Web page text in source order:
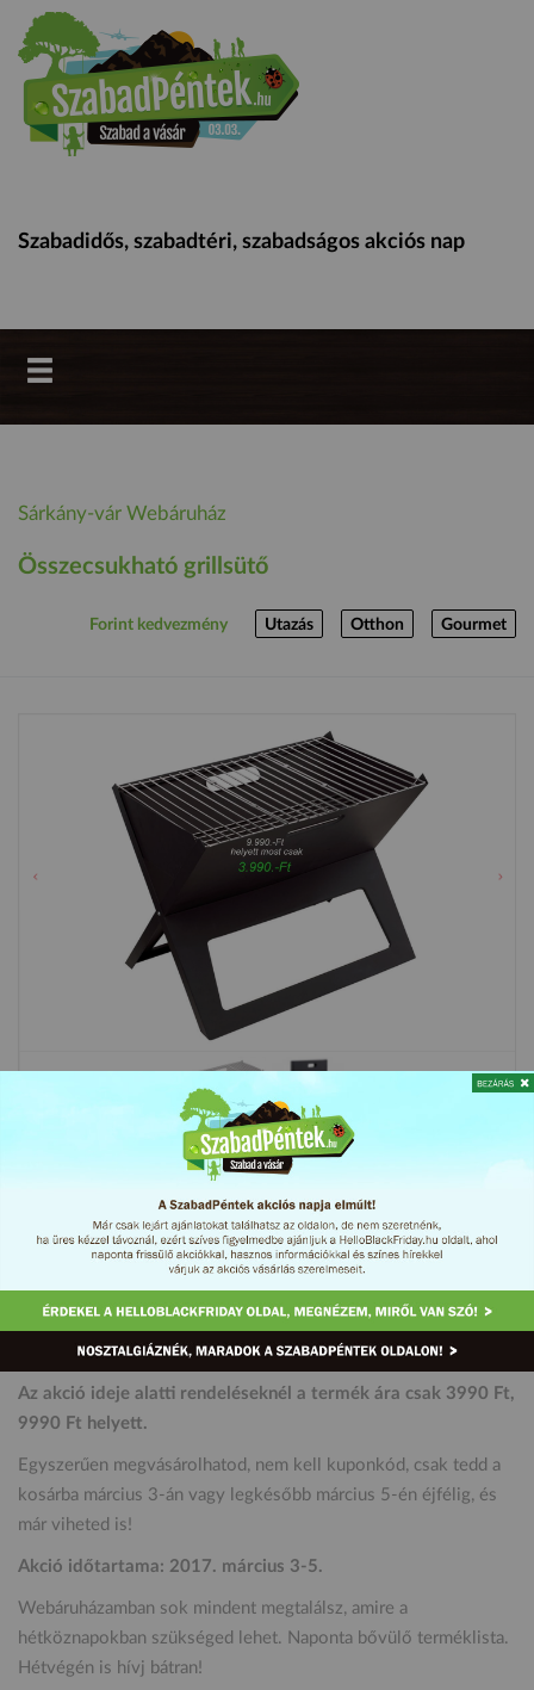
Szabadidős, szabadtéri, szabadságos akciós nap
Sárkány-vár Webáruház
Összecsukható grillsütő
Gourmet
Otthon
Utazás
Forint kedvezmény
ezt a remek grillsütőt.
Az összehajtható faszenes grillsütő jellemzői: 2 grillrács,
fogókkal, oldalsó szellőzőnyílásokkal súlya mindösszesen 3 kg,
összecsukható (vastagsága kb. 2,5 cm), mérete: 46×45,5×46
Az akció ideje alatti rendeléseknél a termék ára csak 3990 Ft,
9990 Ft helyett.
Egyszerűen megvásárolhatod, nem kell kuponkód, csak tedd a
kosárba március 3-án vagy legkésőbb március 5-én éjfélig, és
már viheted is!
Akció időtartama: 2017. március 3-5.
Webáruházamban sok mindent megtalálsz, amire a
hétköznapokban szükséged lehet. Naponta bővülő terméklista.
Hétvégén is hívj bátran!